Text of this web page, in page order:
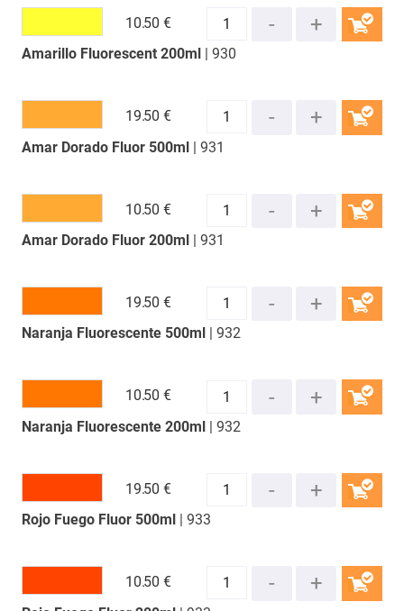
Amarillo Fluorescent 200ml | 930
10.50 €
Amar Dorado Fluor 500ml| 931
19.50 €
Amar Dorado Fluor 200ml| 931
10.50 €
Naranja Fluorescente 500ml | 932
19.50 €
Naranja Fluorescente 200ml| 932
10.50 €
Rojo Fuego Fluor 500ml | 933
19.50 €
10.50 €